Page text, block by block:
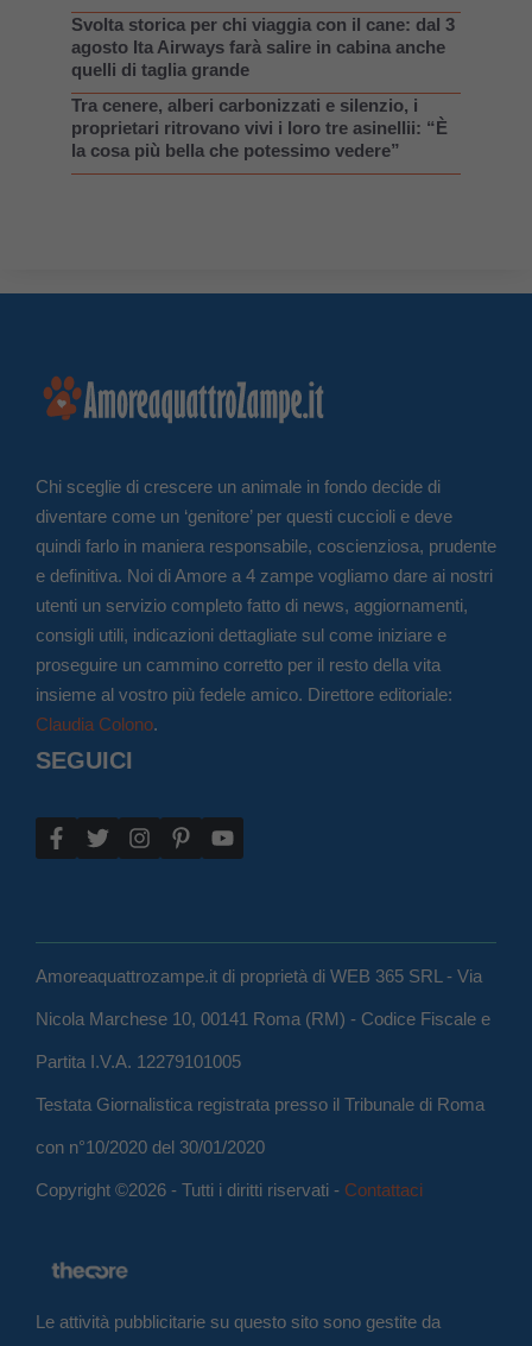
Svolta storica per chi viaggia con il cane: dal 3
agosto Ita Airways farà salire in cabina anche
quelli di taglia grande
Tra cenere, alberi carbonizzati e silenzio, i
proprietari ritrovano vivi i loro tre asinellii: “È
la cosa più bella che potessimo vedere”
Chi sceglie di crescere un animale in fondo decide di
diventare come un ‘genitore’ per questi cuccioli e deve
quindi farlo in maniera responsabile, coscienziosa, prudente
e definitiva. Noi di Amore a 4 zampe vogliamo dare ai nostri
utenti un servizio completo fatto di news, aggiornamenti,
consigli utili, indicazioni dettagliate sul come iniziare e
proseguire un cammino corretto per il resto della vita
insieme al vostro più fedele amico. Direttore editoriale:
Claudia Colono.
SEGUICI
Amoreaquattrozampe.it di proprietà di WEB 365 SRL - Via
Nicola Marchese 10, 00141 Roma (RM) - Codice Fiscale e
Partita I.V.A. 12279101005
Testata Giornalistica registrata presso il Tribunale di Roma
con n°10/2020 del 30/01/2020
Copyright ©2026 - Tutti i diritti riservati - Contattaci
Le attività pubblicitarie su questo sito sono gestite da